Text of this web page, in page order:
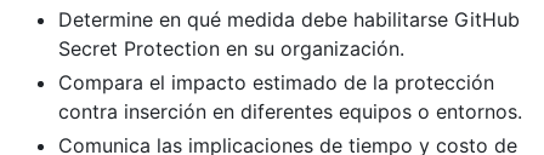
Determine en qué medida debe habilitarse GitHub
Secret Protection en su organización.
Compara el impacto estimado de la protección
contra inserción en diferentes equipos o entornos.
Comunica las implicaciones de tiempo y costo de